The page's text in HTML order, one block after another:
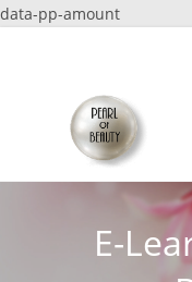
data-pp-amount
E-